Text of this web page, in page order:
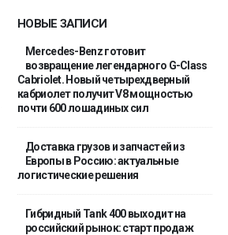
НОВЫЕ ЗАПИСИ
Mercedes-Benz готовит
возвращение легендарного G-Class
Cabriolet. Новый четырехдверный
кабриолет получит V8 мощностью
почти 600 лошадиных сил
Доставка грузов и запчастей из
Европы в Россию: актуальные
логистические решения
Гибридный Tank 400 выходит на
российский рынок: старт продаж